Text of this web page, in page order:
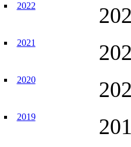
2022
2021
2020
2019